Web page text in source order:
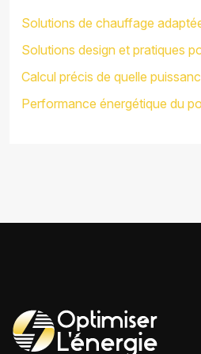
Solutions de chauffage
Solutions design et pratiques
Calcul précis de quelle
Performance énergétique du